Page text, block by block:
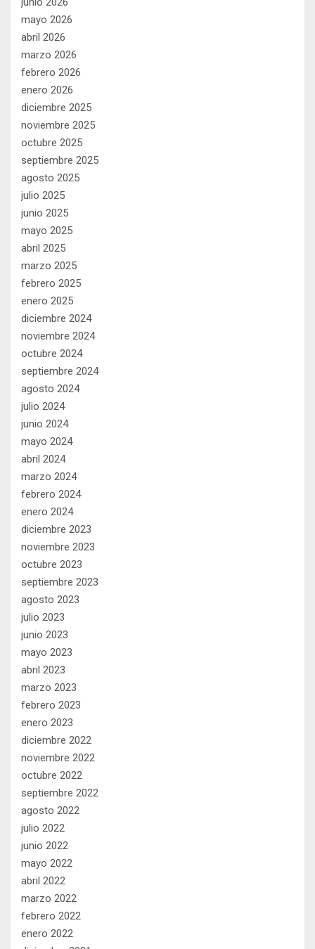
mayo 2026
abril 2026
marzo 2026
febrero 2026
enero 2026
diciembre 2025
noviembre 2025
octubre 2025
septiembre 2025
agosto 2025
julio 2025
junio 2025
mayo 2025
abril 2025
marzo 2025
febrero 2025
enero 2025
diciembre 2024
noviembre 2024
octubre 2024
septiembre 2024
agosto 2024
julio 2024
junio 2024
mayo 2024
abril 2024
marzo 2024
febrero 2024
enero 2024
diciembre 2023
noviembre 2023
octubre 2023
septiembre 2023
agosto 2023
julio 2023
junio 2023
mayo 2023
abril 2023
marzo 2023
febrero 2023
enero 2023
diciembre 2022
noviembre 2022
octubre 2022
septiembre 2022
agosto 2022
julio 2022
junio 2022
mayo 2022
abril 2022
marzo 2022
febrero 2022
enero 2022